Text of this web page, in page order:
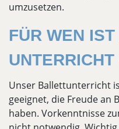
umzusetzen.
FÜR WEN IST
Unser Ballettunterricht
geeignet, die Freude an
haben. Vorkenntnisse